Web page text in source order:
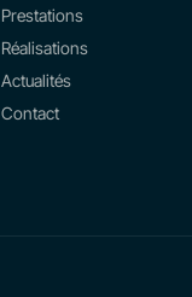
Prestations
Réalisations
Actualités
Contact